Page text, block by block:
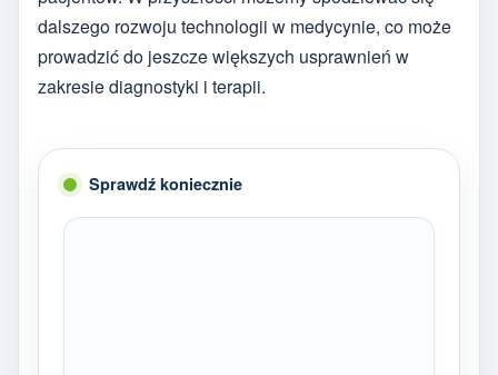
dalszego rozwoju technologii w medycynie, co może
prowadzić do jeszcze większych usprawnień w
zakresie diagnostyki i terapii.
Sprawdź koniecznie